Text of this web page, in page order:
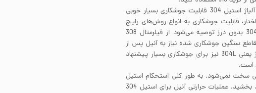
لوله استیل 304 بدون درز به لطف استفاده از آلیاژ استیل 304 قابلیت جوشکاری بسیار خوبی
کربن ساختار، قابلیت جوشکاری به انواع روش‌های رایج
جوشکاری را دارد. برای جوشکاری لوله استیل 304 بدون درز توصیه می‌شود از فیلرمتال 308
سنگین جوشکاری شده نیاز به آنیل پس از
انجام جوشکاری دارند. نسخه کم کربن این آلیآژ یعنی 304L نیز برای جوشکاری بسیار پیشنهاد
است.
حرارتی سخت نمی‌شود. به طور کلی استحکام استیل
304 را تنها با اعمال فرآیند کارسرد می‌توان بهبود بخشید. عملیات حرارتی آنیل برای استیل 304